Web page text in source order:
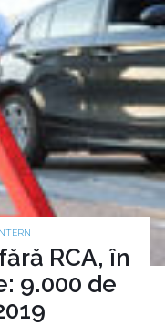
RCA, în
9.000 de